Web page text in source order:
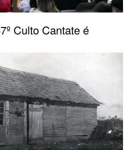
Culto Cantate é